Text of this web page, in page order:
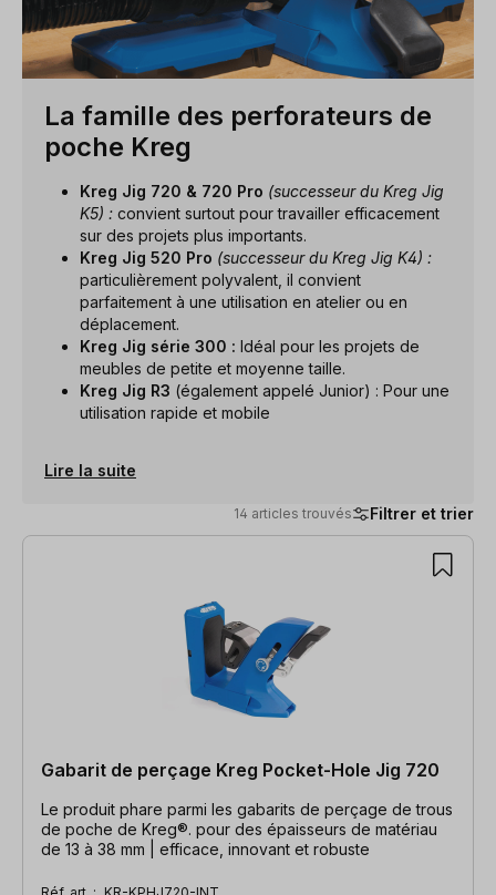
La famille des perforateurs de
poche Kreg
Kreg Jig 720 & 720 Pro (successeur du Kreg Jig
K5) : convient surtout pour travailler efficacement
sur des projets plus importants.
Kreg Jig 520 Pro (successeur du Kreg Jig K4) :
particulièrement polyvalent, il convient
parfaitement à une utilisation en atelier ou en
déplacement.
Kreg Jig série 300 : Idéal pour les projets de
meubles de petite et moyenne taille.
Kreg Jig R3 (également appelé Junior) : Pour une
utilisation rapide et mobile
Lire la suite
14 articles trouvés Filtrer et trier
14 articles trouvés
Gabarit de perçage Kreg Pocket-Hole Jig 720
Le produit phare parmi les gabarits de perçage de trous
de poche de Kreg®. pour des épaisseurs de matériau
de 13 à 38 mm | efficace, innovant et robuste